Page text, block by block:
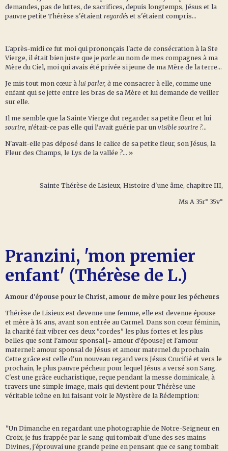
demandes, pas de luttes, de sacrifices, depuis longtemps, Jésus et la
pauvre petite Thérèse s'étaient regardés et s'étaient compris...
L'après-midi ce fut moi qui prononçais l'acte de consécration à la Ste
Vierge, il était bien juste que je parle au nom de mes compagnes à ma
Mère du Ciel, moi qui avais été privée si jeune de ma Mère de la terre...
Je mis tout mon cœur à lui parler, à me consacrer à elle, comme une
enfant qui se jette entre les bras de sa Mère et lui demande de veiller
sur elle.
Il me semble que la Sainte Vierge dut regarder sa petite fleur et lui
sourire, n'était-ce pas elle qui l'avait guérie par un visible sourire ?...
N'avait-elle pas déposé dans le calice de sa petite fleur, son Jésus, la
Fleur des Champs, le Lys de la vallée ?... »
Sainte Thérèse de Lisieux, Histoire d'une âme, chapitre III,
Ms A 35r° 35v°
Pranzini, 'mon premier
enfant' (Thérèse de L.)
Amour d'épouse pour le Christ, amour de mère pour les pécheurs
Thérèse de Lisieux est devenue une femme, elle est devenue épouse
et mère à 14 ans, avant son entrée au Carmel. Dans son cœur féminin,
la charité fait vibrer ces deux "cordes" les plus fortes et les plus
belles que sont l'amour sponsal [= amour d'épouse] et l'amour
maternel: amour sponsal de Jésus et amour maternel du prochain.
Cette grâce est celle d'un nouveau regard vers Jésus Crucifié et vers le
prochain, le plus pauvre pécheur pour lequel Jésus a versé son Sang.
C'est une grâce eucharistique, reçue pendant la messe dominicale, à
travers une simple image, mais qui devient pour Thérèse une
véritable icône en lui faisant voir le Mystère de la Rédemption:
"Un Dimanche en regardant une photographie de Notre-Seigneur en
Croix, je fus frappée par le sang qui tombait d'une des ses mains
Divines, j'éprouvai une grande peine en pensant que ce sang tombait